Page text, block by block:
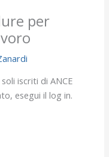
per
iscriti di ANCE
esegui il log in.